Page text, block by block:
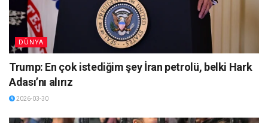
DÜNYA
Trump: En çok istediğim şey İran petrolü, belki Hark
Adası’nı alırız
2026-03-30